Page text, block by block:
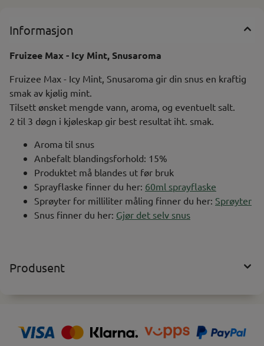
Informasjon
Fruizee Max - Icy Mint, Snusaroma
Fruizee Max - Icy Mint, Snusaroma gir din snus en kraftig
smak av kjølig mint.
Tilsett ønsket mengde vann, aroma, og eventuelt salt.
2 til 3 døgn i kjøleskap gir best resultat iht. smak.
Aroma til snus
Anbefalt blandingsforhold: 15%
Produktet må blandes ut før bruk
Sprayflaske finner du her: 60ml sprayflaske
Sprøyter for milliliter måling finner du her: Sprøyter
Snus finner du her: Gjør det selv snus
Produsent